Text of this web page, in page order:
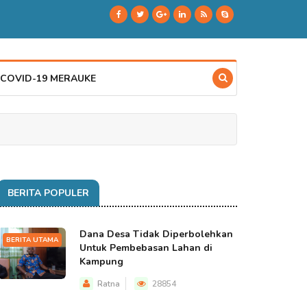
19 MERAUKE
BERITA POPULER
BERITA UTAMA
Dana Desa Tidak Diperbolehkan
Untuk Pembebasan Lahan di
Kampung
Ratna 28854